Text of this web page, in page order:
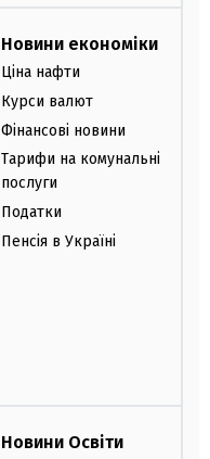
Новини економіки
Ціна нафти
Курси валют
Фінансові новини
Тарифи на комунальні
послуги
Податки
Пенсія в Україні
Новини Освіти